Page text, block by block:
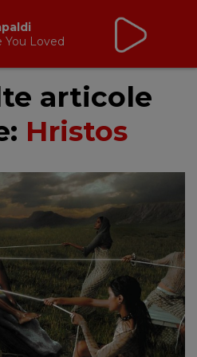
You Loved
articole
Hristos